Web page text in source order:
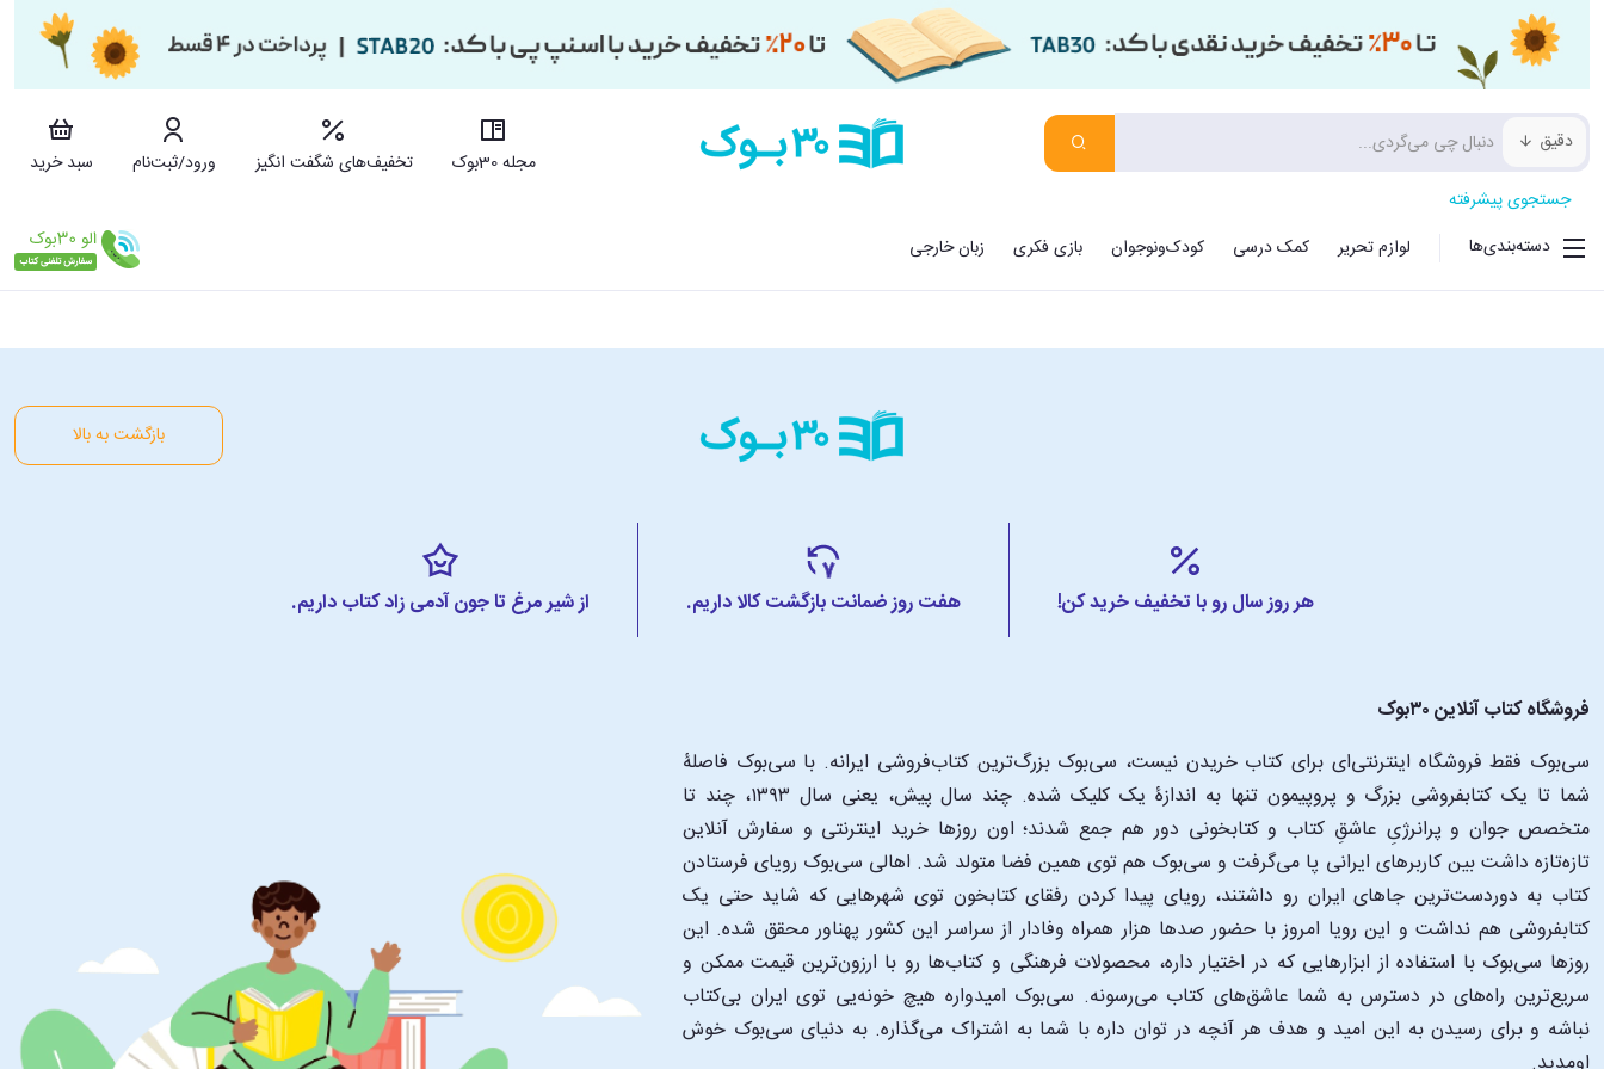
دقیق
مجله 30بوک تخفیف‌های شگفت انگیز ورود/ثبت‌نام
سبد خرید
جستجوی پیشرفته
دسته‌بندی‌ها
لوازم تحریر کمک درسی کودک‌ونوجوان بازی فکری زبان خارجی
بازگشت به بالا
هر روز سال رو با تخفیف خرید کن! هفت روز ضمانت بازگشت کالا داریم. از شیر مرغ تا جون آدمی زاد کتاب داریم.
فروشگاه کتاب آنلاین ۳۰بوک
سی‌بوک فقط فروشگاه اینترنتی‌ای برای کتاب خریدن نیست، سی‌بوک بزرگ‌ترین کتاب‌فروشی ایرانه. با سی‌بوک فاصلۀ
شما تا یک کتابفروشی بزرگ و پروپیمون تنها به اندازۀ یک کلیک شده. چند سال پیش، یعنی سال ۱۳۹۳، چند تا
متخصص جوان و پرانرژیِ عاشقِ کتاب و کتابخونی دور هم جمع شدند؛ اون‌ روزها خرید اینترنتی و سفارش آنلاین
تازه‌تازه داشت بین کاربرهای ایرانی پا می‌گرفت و سی‌بوک هم توی همین فضا متولد شد. اهالی سی‌بوک رویای فرستادن
کتاب به دوردست‌ترین جاهای ایران رو داشتند، رویای پیدا کردن رفقای کتابخون توی شهرهایی که شاید حتی یک
کتابفروشی هم نداشت و این رویا امروز با حضور صدها هزار همراه وفادار از سراسر این کشور پهناور محقق شده. این
‌روزها سی‌بوک با استفاده از ابزارهایی که در اختیار داره، محصولات فرهنگی و کتاب‌ها رو با ارزون‌ترین قیمت ممکن و
سریع‌ترین راه‌های در دسترس به شما عاشق‌های کتاب می‌رسونه. سی‌بوک امیدواره هیچ خونه‌یی توی ایران بی‌کتاب
نباشه و برای رسیدن به این امید و هدف هر آنچه در توان داره با شما به اشتراک می‌گذاره. به دنیای سی‌بوک خوش